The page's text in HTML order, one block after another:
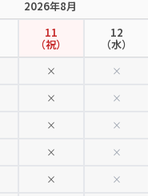
2026年8月
11
（祝）
12
（水）
× ×
× ×
× ×
× ×
× ×